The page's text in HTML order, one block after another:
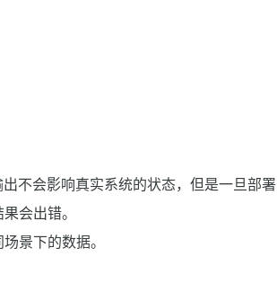
不会影响真实系统的状态，但是一旦部
会出错。
景下的数据。